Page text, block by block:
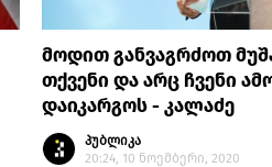
მოდით განვაგრძოთ
თქვენი და არც ჩვენი
დაიკარგოს - კალაძე
პუბლიკა
20:24, 10 ნოემბერი, 2020